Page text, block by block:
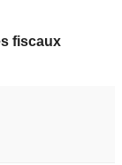
fiscaux